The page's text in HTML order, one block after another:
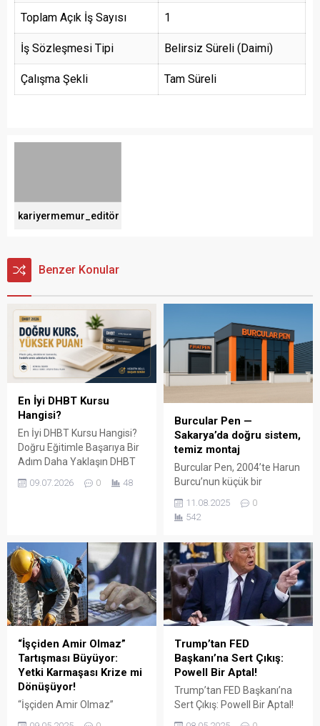
Toplam Açık İş Sayısı 1
İş Sözleşmesi Tipi Belirsiz Süreli (Daimi)
Çalışma Şekli Tam Süreli
kariyermemur_editör
Benzer Konular
En İyi DHBT Kursu
Hangisi?
En İyi DHBT Kursu Hangisi?
Doğru Eğitimle Başarıya Bir
Adım Daha Yaklaşın DHBT
(Din Hizmetleri Alan Bilgisi
Testi), Diyanet İşleri
Her yıl binlerce aday bu
sınavda yüksek puan
alabilmek için farklı eğitim
kaynaklarına yöneliyor.
Ancak en sık sorulan
sorulardan...
09.07.2026 0 48
Burcular Pen —
Sakarya’da doğru sistem,
temiz montaj
Burcular Pen, 2004’te Harun
Burcu’nun küçük bir
atölyede attığı adımla
başladı; bugün Serdivan’daki
147 m² showroomu ve 750
Sakarya ve çevre ilçelerde
PVC doğrama, cam balkon,
kış bahçesi, panjur ve
küpeşte çözümlerini tek çatı
altında sunuyor. Fıratpen
kurumsal bayiliği ile çalışıyor
olmamız; profil kalitesi,
aksesuar standardı...
11.08.2025
0
542
“İşçiden Amir Olmaz”
Tartışması Büyüyor:
Yetki Karmaşası Krize mi
Dönüşüyor!
“İşçiden Amir Olmaz”
Trump’tan FED
Başkanı’na Sert Çıkış:
Powell Bir Aptal!
Trump’tan FED Başkanı’na
Sert Çıkış: Powell Bir Aptal!